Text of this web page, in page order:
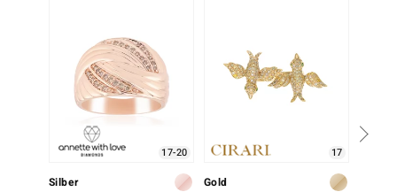
17-20
Silber
17
Gold